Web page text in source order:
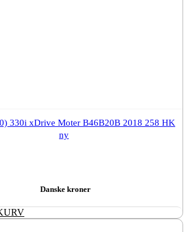
330i xDrive Moter B46B20B 2018 258 HK
ny
Danske kroner